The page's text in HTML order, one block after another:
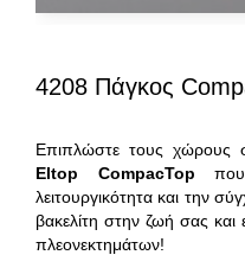
4208 Πάγκος
Επιπλώστε τους χώρους
Eltop CompacTop που
λειτουργικότητα και την
βακελίτη στην ζωή σας
πλεονεκτημάτων!